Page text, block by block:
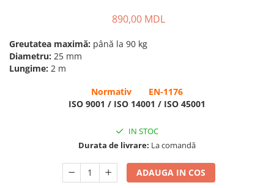
890,00 MDL
Greutatea maximă: până la 90 kg
Diametru: 25 mm
Lungime: 2 m
Normativ EN-1176
ISO 9001 / ISO 14001 / ISO 45001
IN STOC
Durata de livrare: La comandă
ADAUGA IN COS